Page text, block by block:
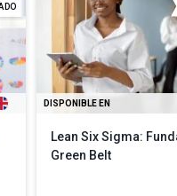
DISPONIBLE EN
Lean Six Sigma:
Green Belt